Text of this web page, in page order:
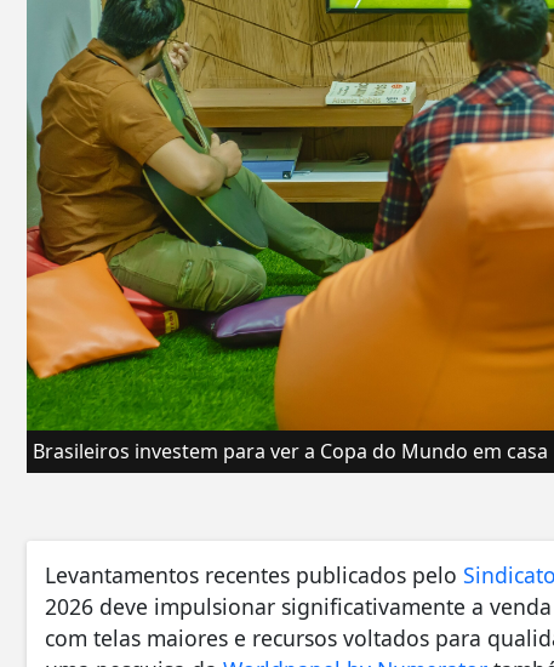
Brasileiros investem para ver a Copa do Mundo em casa
Levantamentos recentes publicados pelo
2026 deve impulsionar significativamente a
com telas maiores e recursos voltados para